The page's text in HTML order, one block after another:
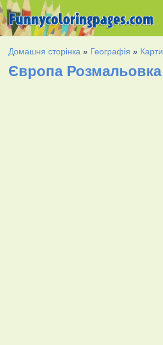
Домашня сторінка » Географія » Карти
Європа Розмальовка